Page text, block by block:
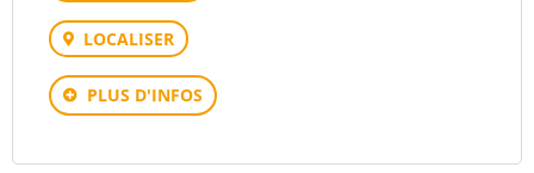
LOCALISER
PLUS D'INFOS